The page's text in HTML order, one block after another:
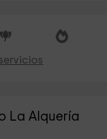
La Alquería